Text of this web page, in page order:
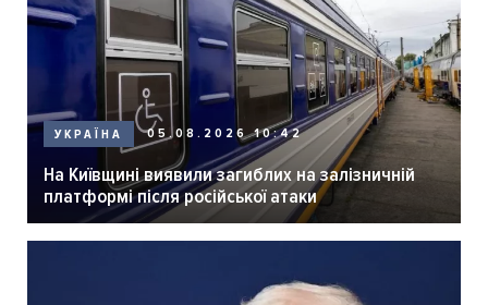
УКРАЇНА 05.08.2026 10:42
На Київщині виявили загиблих на залізничній
платформі після російської атаки